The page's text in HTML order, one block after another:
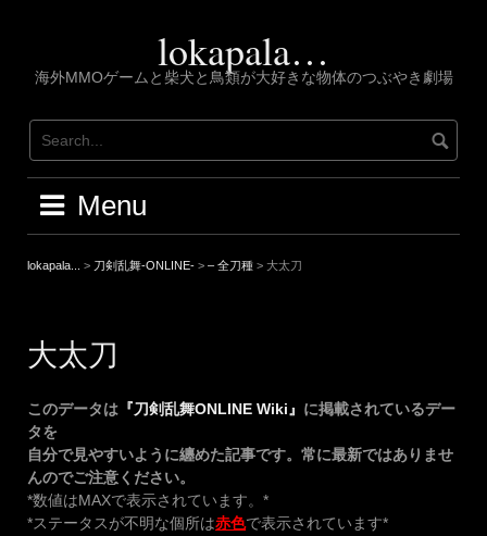
lokapala…
海外MMOゲームと柴犬と鳥類が大好きな物体のつぶやき劇場
Menu
lokapala... > 刀剣乱舞-ONLINE- > – 全刀種 > 大太刀
大太刀
このデータは 『刀剣乱舞ONLINE Wiki』 に掲載されているデー
タを
自分で見やすいように纏めた記事です。常に最新ではありませ
んのでご注意ください。
*数値はMAXで表示されています。*
*ステータスが不明な個所は赤色で表示されています*